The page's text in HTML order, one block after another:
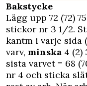
Bakstycke
Lägg upp 72 (72)
stickor nr 3 1/2.
kantm i varje sida
varv, minska 4 (2)
sista varvet = 68
nr 4 och sticka